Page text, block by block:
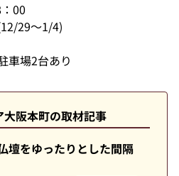
00
29～1/4)
車場2台あり
阪本町の取材記事
壇をゆったりとした間隔